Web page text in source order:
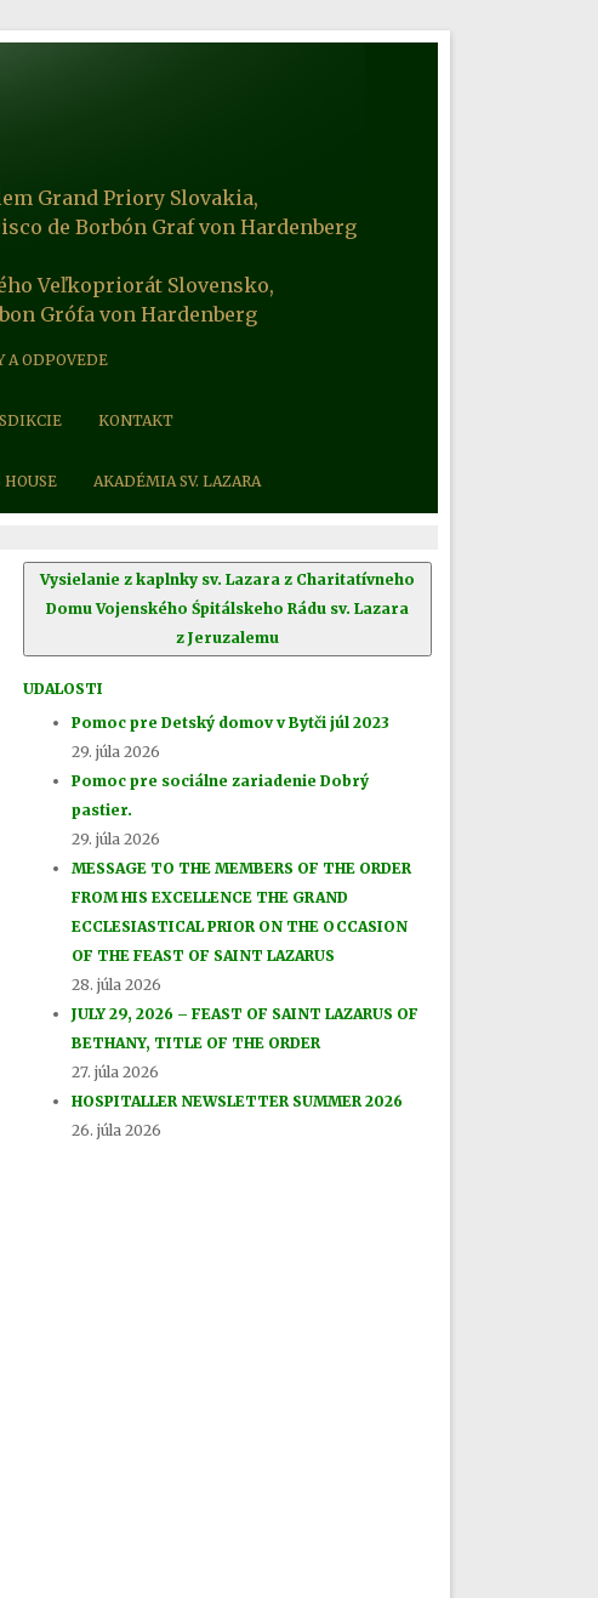
Grand Priory Slovakia,
de Borbón Graf von Hardenberg
Veľkopriorát Slovensko,
Grófa von Hardenberg
A ODPOVEDE
KONTAKT
HOUSE AKADÉMIA SV. LAZARA
Vysielanie z kaplnky sv. Lazara z Charitatívneho
Domu Vojenského Śpitálskeho Rádu sv. Lazara
z Jeruzalemu
UDALOSTI
Pomoc pre Detský domov v Bytči júl 2023
29. júla 2026
Pomoc pre sociálne zariadenie Dobrý
pastier.
29. júla 2026
MESSAGE TO THE MEMBERS OF THE ORDER
FROM HIS EXCELLENCE THE GRAND
ECCLESIASTICAL PRIOR ON THE OCCASION
OF THE FEAST OF SAINT LAZARUS
28. júla 2026
JULY 29, 2026 – FEAST OF SAINT LAZARUS OF
BETHANY, TITLE OF THE ORDER
27. júla 2026
HOSPITALLER NEWSLETTER SUMMER 2026
26. júla 2026